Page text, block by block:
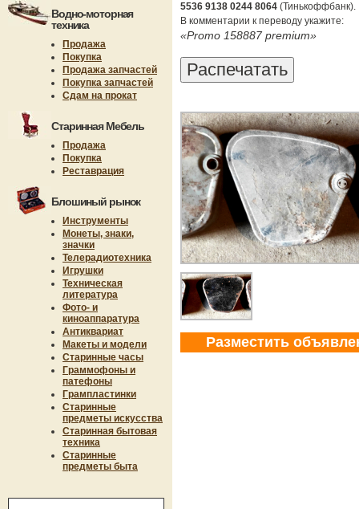
Водно-моторная
техника
Продажа
Покупка
Продажа запчастей
Покупка запчастей
Сдам на прокат
Старинная Мебель
Продажа
Покупка
Реставрация
Блошиный рынок
Инструменты
Монеты, знаки,
значки
Телерадиотехника
Игрушки
Техническая
литература
Фото- и
киноаппаратура
Антиквариат
Макеты и модели
Старинные часы
Граммофоны и
патефоны
Грампластинки
Старинные
предметы искусства
Старинная бытовая
техника
Старинные
предметы быта
5536 9138 0244 8064 (Тинькоффбанк).
В комментарии к переводу укажите:
«Promo 158887 premium»
Разместить